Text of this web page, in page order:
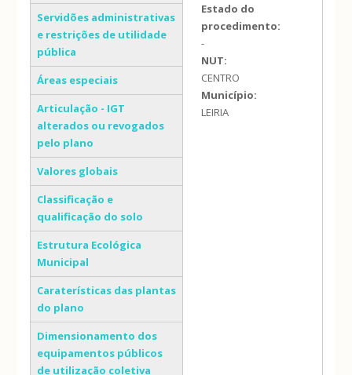
Servidões administrativas
e restrições de utilidade
pública
Áreas especiais
Articulação - IGT
alterados ou revogados
pelo plano
Valores globais
Classificação e
qualificação do solo
Estrutura Ecológica
Municipal
Caraterísticas das plantas
do plano
Dimensionamento dos
equipamentos públicos
de utilização coletiva
Estado do
procedimento:
-
NUT:
CENTRO
Município:
LEIRIA